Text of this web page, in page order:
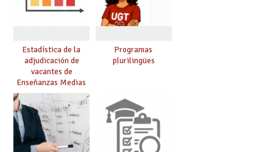
Estadística de la
adjudicación de
vacantes de
Enseñanzas Medias
para el curso 26/27
Programas
plurilingües